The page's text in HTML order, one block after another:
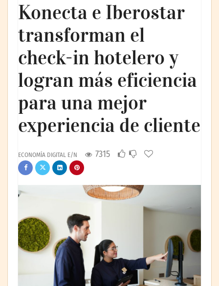
Konecta e Iberostar
transforman el
check-in hotelero y
logran más eficiencia
para una mejor
experiencia de cliente
ECONOMÍA DIGITAL E/N 7315